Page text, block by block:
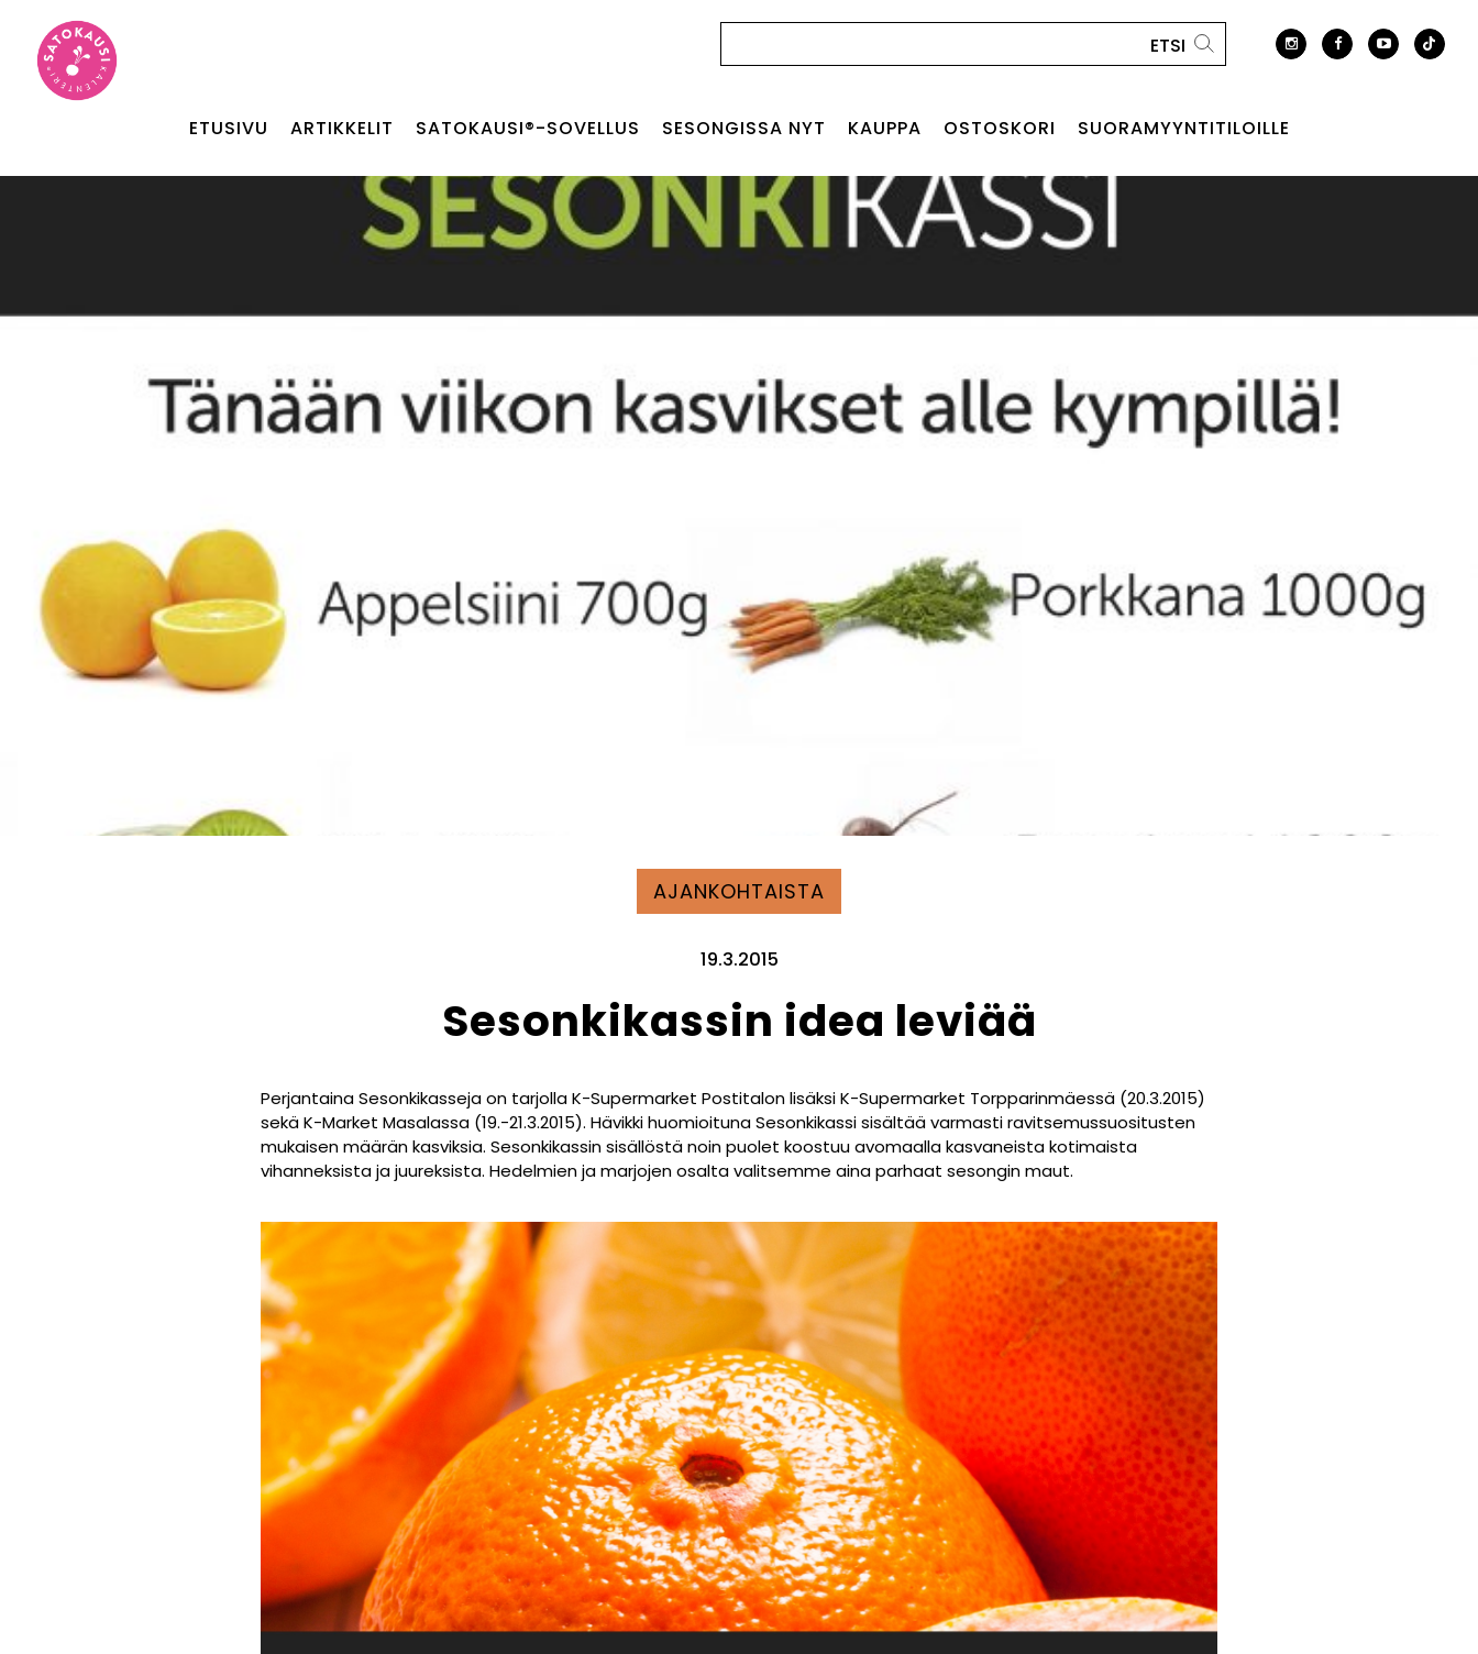
ETUSIVU ARTIKKELIT SATOKAUSI®-SOVELLUS SESONGISSA NYT KAUPPA OSTOSKORI SUORAMYYNTITILOILLE
AJANKOHTAISTA
19.3.2015
Sesonkikassin idea leviää
Perjantaina Sesonkikasseja on tarjolla K-Supermarket Postitalon lisäksi K-Supermarket Torpparinmäessä (20.3.2015)
sekä K-Market Masalassa (19.-21.3.2015). Hävikki huomioituna Sesonkikassi sisältää varmasti ravitsemussuositusten
mukaisen määrän kasviksia. Sesonkikassin sisällöstä noin puolet koostuu avomaalla kasvaneista kotimaista
vihanneksista ja juureksista. Hedelmien ja marjojen osalta valitsemme aina parhaat sesongin maut.